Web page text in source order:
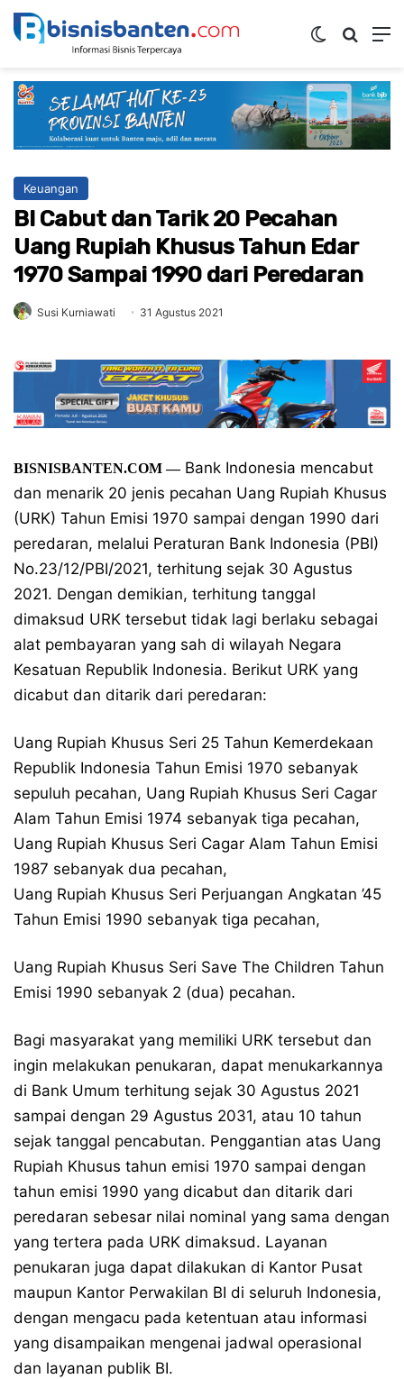
Switch skin
Keuangan
BI Cabut dan Tarik 20 Pecahan
Uang Rupiah Khusus Tahun Edar
1970 Sampai 1990 dari Peredaran
Susi Kurniawati 31 Agustus 2021
BISNISBANTEN.COM —Bank Indonesia mencabut
dan menarik 20 jenis pecahan Uang Rupiah Khusus
(URK) Tahun Emisi 1970 sampai dengan 1990 dari
peredaran, melalui Peraturan Bank Indonesia (PBI)
No.23/12/PBI/2021, terhitung sejak 30 Agustus
2021. Dengan demikian, terhitung tanggal
dimaksud URK tersebut tidak lagi berlaku sebagai
alat pembayaran yang sah di wilayah Negara
Kesatuan Republik Indonesia. Berikut URK yang
dicabut dan ditarik dari peredaran:
Uang Rupiah Khusus Seri 25 Tahun Kemerdekaan
Republik Indonesia Tahun Emisi 1970 sebanyak
sepuluh pecahan, Uang Rupiah Khusus Seri Cagar
Alam Tahun Emisi 1974 sebanyak tiga pecahan,
Uang Rupiah Khusus Seri Cagar Alam Tahun Emisi
1987 sebanyak dua pecahan,
Uang Rupiah Khusus Seri Perjuangan Angkatan ’45
Tahun Emisi 1990 sebanyak tiga pecahan,
Uang Rupiah Khusus Seri Save The Children Tahun
Emisi 1990 sebanyak 2 (dua) pecahan.
Bagi masyarakat yang memiliki URK tersebut dan
ingin melakukan penukaran, dapat menukarkannya
di Bank Umum terhitung sejak 30 Agustus 2021
sampai dengan 29 Agustus 2031, atau 10 tahun
sejak tanggal pencabutan. Penggantian atas Uang
Rupiah Khusus tahun emisi 1970 sampai dengan
tahun emisi 1990 yang dicabut dan ditarik dari
peredaran sebesar nilai nominal yang sama dengan
yang tertera pada URK dimaksud. Layanan
penukaran juga dapat dilakukan di Kantor Pusat
maupun Kantor Perwakilan BI di seluruh Indonesia,
dengan mengacu pada ketentuan atau informasi
yang disampaikan mengenai jadwal operasional
dan layanan publik BI.